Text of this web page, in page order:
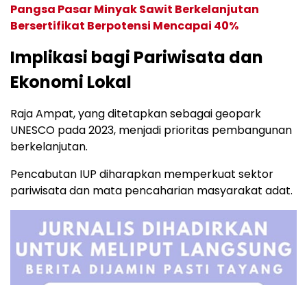
Pangsa Pasar Minyak Sawit Berkelanjutan
Bersertifikat Berpotensi Mencapai 40%
Implikasi bagi Pariwisata dan
Ekonomi Lokal
Raja Ampat, yang ditetapkan sebagai geopark
UNESCO pada 2023, menjadi prioritas pembangunan
berkelanjutan.
Pencabutan IUP diharapkan memperkuat sektor
pariwisata dan mata pencaharian masyarakat adat.